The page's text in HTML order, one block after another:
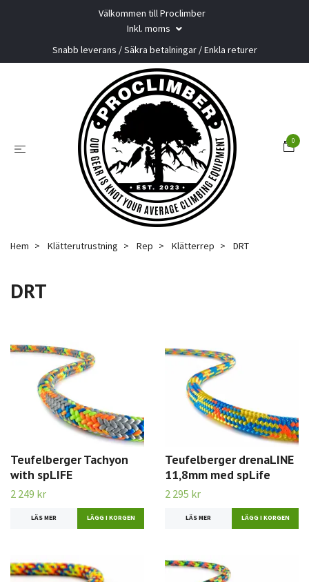
Välkommen till Proclimber
Inkl. moms
Snabb leverans / Säkra betalningar / Enkla returer
0
Hem Klätterutrustning Rep Klätterrep DRT
DRT
Teufelberger Tachyon
with spLIFE
2 249 kr
LÄS MER LÄGG I KORGEN
Teufelberger drenaLINE
11,8mm med spLife
2 295 kr
LÄS MER LÄGG I KORGEN